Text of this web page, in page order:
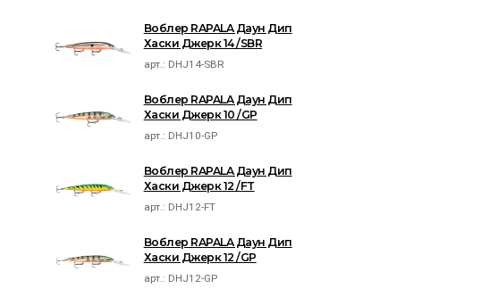
Воблер RAPALA Даун Дип
Хаски Джерк 14 /SBR
арт.: DHJ14-SBR
Воблер RAPALA Даун Дип
Хаски Джерк 10 /GP
арт.: DHJ10-GP
Воблер RAPALA Даун Дип
Хаски Джерк 12 /FT
арт.: DHJ12-FT
Воблер RAPALA Даун Дип
Хаски Джерк 12 /GP
арт.: DHJ12-GP